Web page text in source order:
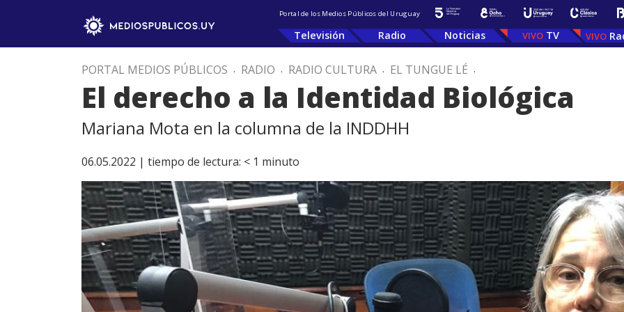
Portal de los Medios Públicos del Uruguay
Televisión Radio Noticias TV
PORTAL MEDIOS PÚBLICOS . RADIO . RADIO CULTURA . EL TUNGUE LÉ .
El derecho a la Identidad Biológica
Mariana Mota en la columna de la INDDHH
06.05.2022 | tiempo de lectura: < 1 minuto